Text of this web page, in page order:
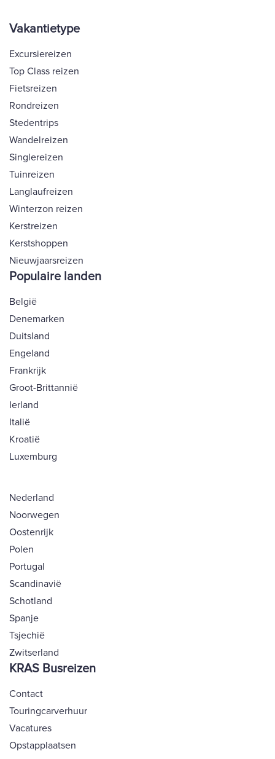
Vakantietype
Excursiereizen
Top Class reizen
Fietsreizen
Rondreizen
Stedentrips
Wandelreizen
Singlereizen
Tuinreizen
Langlaufreizen
Winterzon reizen
Kerstreizen
Kerstshoppen
Nieuwjaarsreizen
Populaire landen
België
Denemarken
Duitsland
Engeland
Frankrijk
Groot-Brittannië
Ierland
Italië
Kroatië
Luxemburg
Nederland
Noorwegen
Oostenrijk
Polen
Portugal
Scandinavië
Schotland
Spanje
Tsjechië
Zwitserland
KRAS Busreizen
Contact
Touringcarverhuur
Vacatures
Opstapplaatsen